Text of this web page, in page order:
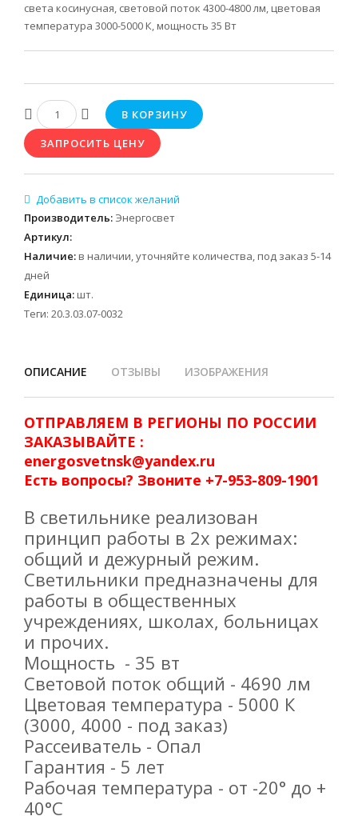
света косинусная, световой поток 4300-4800 лм, цветовая
температура 3000-5000 К, мощность 35 Вт
Производитель: Энергосвет
Артикул:
Наличие: в наличии, уточняйте количества, под заказ 5-14
дней
Единица: шт.
Теги: 20.3.03.07-0032
ОПИСАНИЕ ОТЗЫВЫ ИЗОБРАЖЕНИЯ
ОТПРАВЛЯЕМ В РЕГИОНЫ ПО РОССИИ
ЗАКАЗЫВАЙТЕ :
energosvetnsk@yandex.ru
Есть вопросы? Звоните +7-953-809-1901
В светильнике реализован
принцип работы в 2х режимах:
общий и дежурный режим.
Светильники предназначены для
работы в общественных
учреждениях, школах, больницах
и прочих.
Мощность - 35 вт
Световой поток общий - 4690 лм
Цветовая температура - 5000 К
(3000, 4000 - под заказ)
Рассеиватель - Опал
Гарантия - 5 лет
Рабочая температура - от -20° до +
40°С